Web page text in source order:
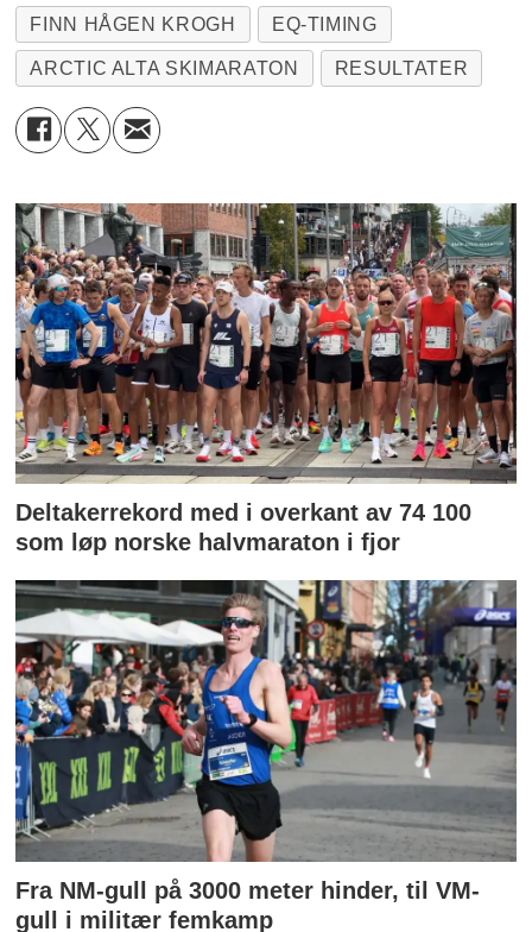
FINN HÅGEN KROGH EQ-TIMING
ARCTIC ALTA SKIMARATON RESULTATER
Deltakerrekord med i overkant av 74 100
som løp norske halvmaraton i fjor
Fra NM-gull på 3000 meter hinder, til VM-
gull i militær femkamp